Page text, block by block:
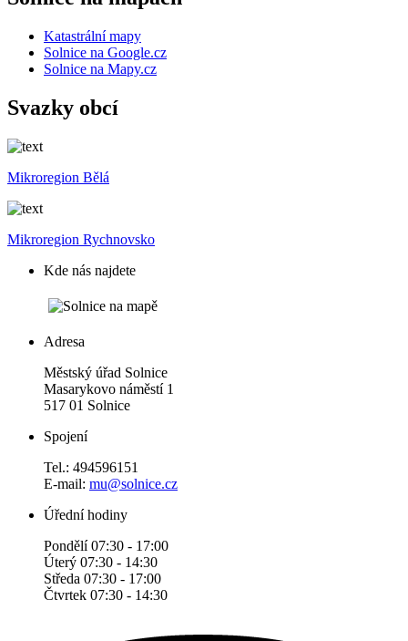
Katastrální mapy
Solnice na Google.cz
Solnice na Mapy.cz
Svazky obcí
Mikroregion Bělá
Mikroregion Rychnovsko
Kde nás najdete
Adresa
Městský úřad Solnice
Masarykovo náměstí 1
517 01 Solnice
Spojení
Tel.: 494596151
E-mail: mu@solnice.cz
Úřední hodiny
Pondělí 07:30 - 17:00
Úterý 07:30 - 14:30
Středa 07:30 - 17:00
Čtvrtek 07:30 - 14:30